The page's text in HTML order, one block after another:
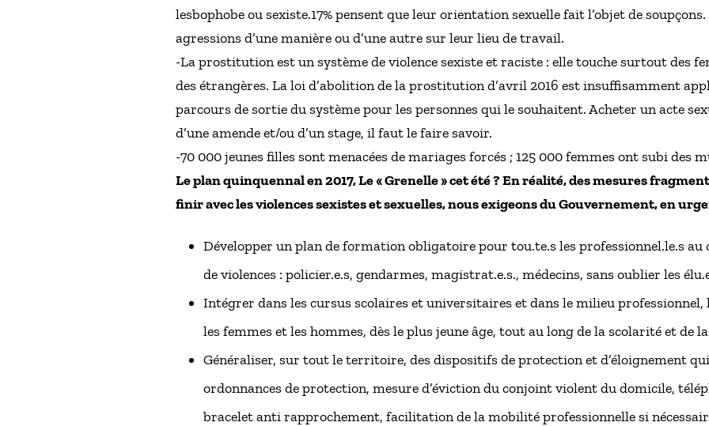
lesbophobe ou sexiste.17% pensent que leur orientation sexuelle fait l’objet de
agressions d’une manière ou d’une autre sur leur lieu de travail.
-La prostitution est un système de violence sexiste et raciste : elle touche surtout des
des étrangères. La loi d’abolition de la prostitution d’avril 2016 est insuffisamment
parcours de sortie du système pour les personnes qui le souhaitent. Acheter un acte
d’une amende et/ou d’un stage, il faut le faire savoir.
-70 000 jeunes filles sont menacées de mariages forcés ; 125 000 femmes ont subi des
Le plan quinquennal en 2017, Le « Grenelle » cet été ? En réalité, des mesures
finir avec les violences sexistes et sexuelles, nous exigeons du Gouvernement, en
Développer un plan de formation obligatoire pour tou.te.s les professionnel.le.s
de violences : policier.e.s, gendarmes, magistrat.e.s., médecins, sans oublier les
Intégrer dans les cursus scolaires et universitaires et dans le milieu professionnel,
les femmes et les hommes, dès le plus jeune âge, tout au long de la scolarité et de
Généraliser, sur tout le territoire, des dispositifs de protection et d’éloignement
ordonnances de protection, mesure d’éviction du conjoint violent du domicile,
bracelet anti rapprochement, facilitation de la mobilité professionnelle si